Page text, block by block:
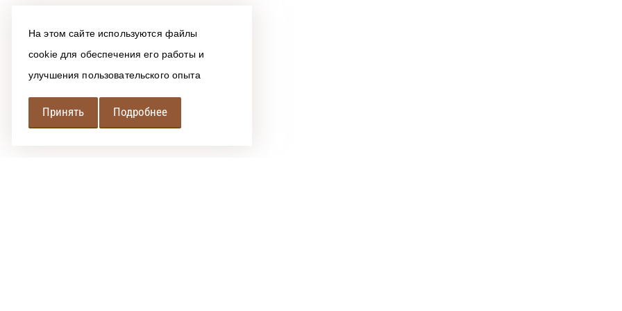
На этом сайте используются файлы
cookie для обеспечения его работы и
улучшения пользовательского опыта
Принять Подробнее